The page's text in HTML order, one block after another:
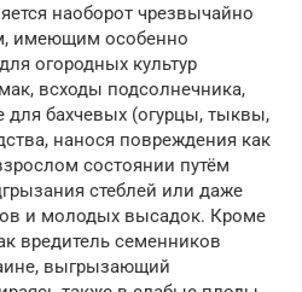
наоборот чрезвычайно
имеющим особенно
огородных культур
всходы подсолнечника,
для бахчевых (огурцы, тыквы,
нанося повреждения как
состоянии путём
стеблей или даже
и молодых высадок. Кроме
вредитель семенников
выгрызающий